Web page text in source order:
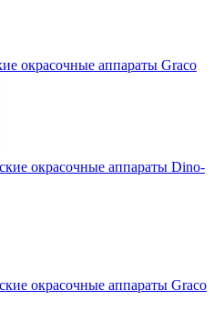
окрасочные аппараты Graco
окрасочные аппараты Dino-
окрасочные аппараты Graco